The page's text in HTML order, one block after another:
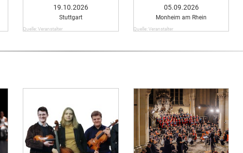
19.10.2026
Stuttgart
Quelle: Veranstalter
05.09.2026
Monheim am Rhein
Quelle: Veranstalter